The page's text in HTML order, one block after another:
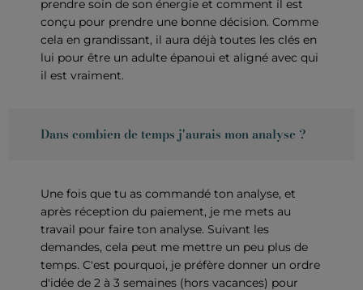
prendre soin de son énergie et comment il est
conçu pour prendre une bonne décision. Comme
cela en grandissant, il aura déjà toutes les clés en
lui pour être un adulte épanoui et aligné avec qui
il est vraiment.
Dans combien de temps j'aurais mon analyse ?
Une fois que tu as commandé ton analyse, et
après réception du paiement, je me mets au
travail pour faire ton analyse. Suivant les
demandes, cela peut me mettre un peu plus de
temps. C'est pourquoi, je préfère donner un ordre
d'idée de 2 à 3 semaines (hors vacances) pour